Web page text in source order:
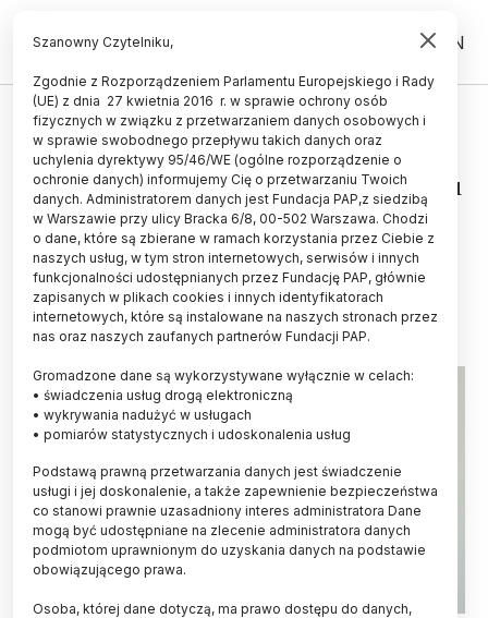
PL EN
TECHNOLOGIA
Leśkiewicz: w piątek na UW
prezentacja projektu ws. Funduszu
Rozwoju Technologii
Przełomowych
28.08.2025
aktualizacja: 28.08.2025
1 minuta czytania
Szanowny Czytelniku,
Zgodnie z Rozporządzeniem Parlamentu Europejskiego i Rady
(UE) z dnia 27 kwietnia 2016 r. w sprawie ochrony osób
fizycznych w związku z przetwarzaniem danych osobowych i
w sprawie swobodnego przepływu takich danych oraz
uchylenia dyrektywy 95/46/WE (ogólne rozporządzenie o
ochronie danych) informujemy Cię o przetwarzaniu Twoich
danych. Administratorem danych jest Fundacja PAP,z siedzibą
w Warszawie przy ulicy Bracka 6/8, 00-502 Warszawa. Chodzi
o dane, które są zbierane w ramach korzystania przez Ciebie z
naszych usług, w tym stron internetowych, serwisów i innych
funkcjonalności udostępnianych przez Fundację PAP, głównie
zapisanych w plikach cookies i innych identyfikatorach
internetowych, które są instalowane na naszych stronach przez
nas oraz naszych zaufanych partnerów Fundacji PAP.
Gromadzone dane są wykorzystywane wyłącznie w celach:
• świadczenia usług drogą elektroniczną
• wykrywania nadużyć w usługach
• pomiarów statystycznych i udoskonalenia usług
Podstawą prawną przetwarzania danych jest świadczenie
usługi i jej doskonalenie, a także zapewnienie bezpieczeństwa
co stanowi prawnie uzasadniony interes administratora Dane
mogą być udostępniane na zlecenie administratora danych
podmiotom uprawnionym do uzyskania danych na podstawie
obowiązującego prawa.
Osoba, której dane dotyczą, ma prawo dostępu do danych,